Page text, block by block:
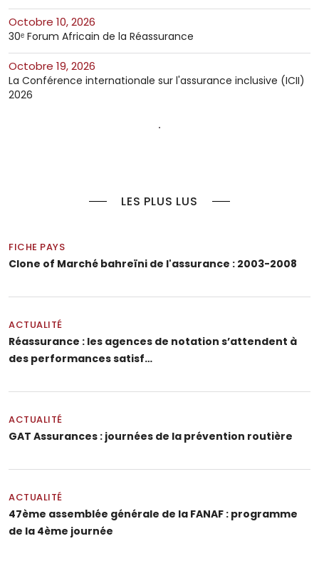
octobre 10, 2026
30ᵉ Forum Africain de la Réassurance
octobre 19, 2026
La Conférence internationale sur l'assurance inclusive (ICII)
2026
LES PLUS LUS
FICHE PAYS
Clone of Marché bahreïni de l'assurance : 2003-2008
ACTUALITÉ
Réassurance : les agences de notation s’attendent à
des performances satisf…
ACTUALITÉ
GAT Assurances : journées de la prévention routière
ACTUALITÉ
47ème assemblée générale de la FANAF : programme
de la 4ème journée